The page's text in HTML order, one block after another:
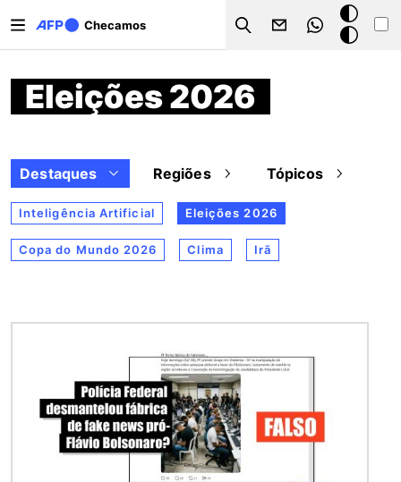
Checamos
Search
Modo
escuro
Eleições 2026
Destaques Regiões Tópicos
Inteligência Artificial Eleições 2026
Copa do Mundo 2026 Clima Irã